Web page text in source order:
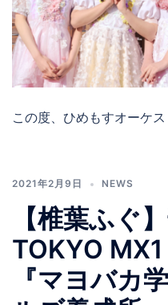
この度、ひめもすオーケ
2021年2月9日 NEWS
【椎葉ふぐ
TOKYO
『マヨバカ